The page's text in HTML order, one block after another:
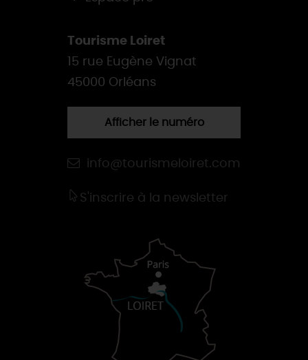
Tourisme Loiret
15 rue Eugène Vignat
45000 Orléans
Afficher le numéro
info@tourismeloiret.com
S'inscrire à la newsletter